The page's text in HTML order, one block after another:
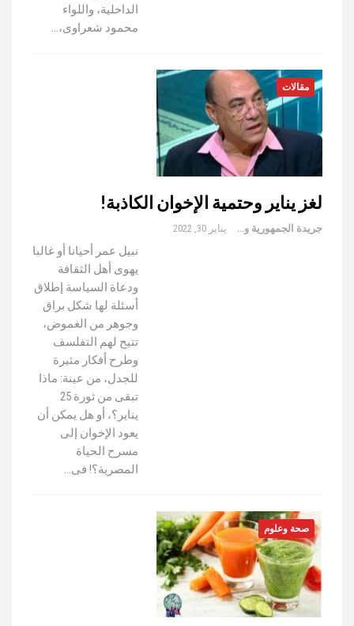
الداخلية، واللواء
محمود شعراوى،…
مقالات
لغز يناير وحتمية الإخوان الكاذبة!
جريدة الجمهورية والعالم يناير 30, 2022
نبيل عمر أحيانا أو غالبا
يهوى أهل الثقافة
ودعاة السياسة إطلاق
أسئلة لها شكل براق
وجوهر من الغموض،
تتيح لهم التفلسف
وطرح أفكار مثيرة
للجدل، من عينة: ماذا
تبقى من ثورة 25
يناير؟، أو هل يمكن أن
يعود الإخوان إلى
مسرح الحياة
المصرية؟! فى…
صحة وعلوم